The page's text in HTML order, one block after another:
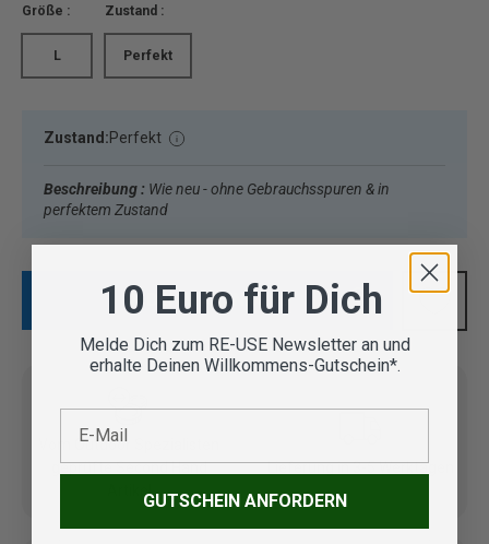
Größe :
L
Zustand :
Perfekt
Zustand:Perfekt
Beschreibung : Wie neu - ohne Gebrauchsspuren & in
perfektem Zustand
IN DEN WARENKORB
Vom Outdoor Spezialisten
geprüfte Second Hand
Artikel
Lieferung in 3-5 Werktagen
10 Euro für Dich
Melde Dich zum RE-USE Newsletter an und
erhalte Deinen Willkommens-Gutschein*.
GUTSCHEIN ANFORDERN